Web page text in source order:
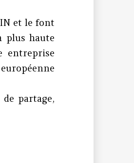
et le font
plus haute
entreprise
partage,